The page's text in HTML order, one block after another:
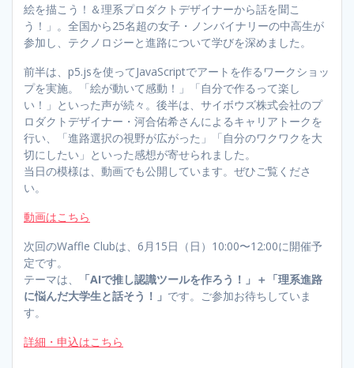
絵を描こう！＆理系プロダクトデザイナーから話を聞こ
う！」。全国から25名超の女子・ノンバイナリーの中高生が
参加し、テクノロジーと進路について学びを深めました。
前半は、p5.jsを使ってJavaScriptでアートを作るワークショッ
プを実施。「絵が動いて感動！」「自分で作るって楽し
い！」といった声が続々。後半は、サイボウズ株式会社のプ
ロダクトデザイナー・河合佑希さんによるキャリアトークを
行い、「進路選択の視野が広がった」「自分のワクワクを大
切にしたい」といった感想が寄せられました。
当日の模様は、動画でも公開しています。ぜひご覧くださ
い。
動画はこちら
次回のWaffle Clubは、6月15日（日）10:00〜12:00に開催予
定です。
テーマは、
「AIで推し認識ツールを作ろう！」＋「理系進路
に悩んだ大学生と話そう！」 です。ご参加お待ちしていま
す。
詳細・申込はこちら